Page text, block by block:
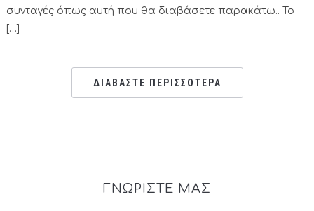
συνταγές όπως αυτή που θα διαβάσετε παρακάτω.. Το
[…]
ΔΙΑΒΑΣΤΕ ΠΕΡΙΣΣΟΤΕΡΑ
ΓΝΩΡΙΣΤΕ ΜΑΣ